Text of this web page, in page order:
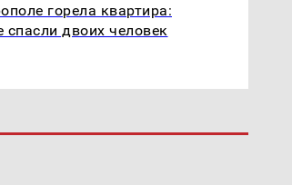
горела квартира:
двоих человек